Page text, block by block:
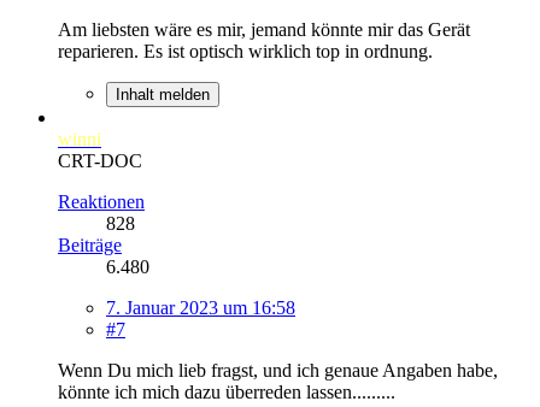
Am liebsten wäre es mir, jemand könnte mir das Gerät
reparieren. Es ist optisch wirklich top in ordnung.
Inhalt melden
winni
CRT-DOC
Reaktionen
828
Beiträge
6.480
7. Januar 2023 um 16:58
#7
Wenn Du mich lieb fragst, und ich genaue Angaben habe,
könnte ich mich dazu überreden lassen.........